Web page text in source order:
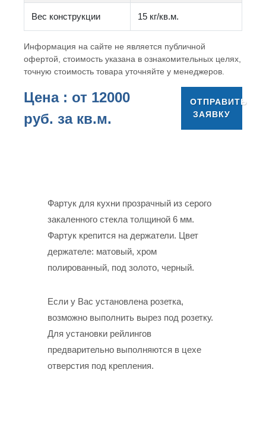
Вес конструкции 15 кг/кв.м.
Информация на сайте не является публичной
офертой, стоимость указана в ознакомительных целях,
точную стоимость товара уточняйте у менеджеров.
Цена : от 12000
руб. за кв.м.
ОТПРАВИТЬ
ЗАЯВКУ
Фартук для кухни прозрачный из серого
закаленного стекла толщиной 6 мм.
Фартук крепится на держатели. Цвет
держателе: матовый, хром
полированный, под золото, черный.
Если у Вас установлена розетка,
возможно выполнить вырез под розетку.
Для установки рейлингов
предварительно выполняются в цехе
отверстия под крепления.